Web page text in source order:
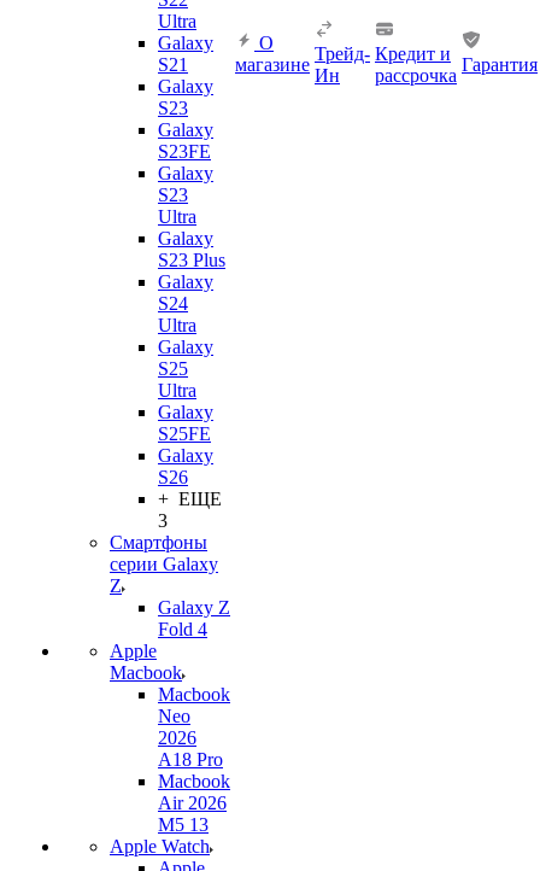
Ultra
Galaxy
S21
Galaxy
S23
Galaxy
S23FE
Galaxy
S23
Ultra
Galaxy
S23 Plus
Galaxy
S24
Ultra
Galaxy
S25
Ultra
Galaxy
S25FE
Galaxy
S26
+ ЕЩЕ
3
Смартфоны
серии Galaxy
Z
Galaxy Z
Fold 4
Apple
Macbook
Macbook
Neo
2026
A18 Pro
Macbook
Air 2026
M5 13
Apple Watch
О
магазине
Трейд-
Ин
Кредит и
рассрочка
Гарантия